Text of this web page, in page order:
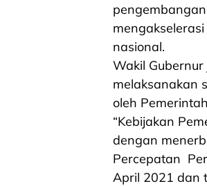
nasional.
Wakil
melaksanakan
oleh
“Kebijakan
dengan
Percepatan
April 2021 dan